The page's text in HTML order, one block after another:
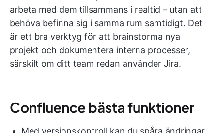
arbeta med dem tillsammans i realtid – utan att
behöva befinna sig i samma rum samtidigt. Det
är ett bra verktyg för att brainstorma nya
projekt och dokumentera interna processer,
särskilt om ditt team redan använder Jira.
Confluence bästa funktioner
Med versionskontroll kan du spåra ändringar